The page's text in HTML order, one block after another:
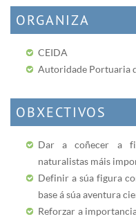
ORGANIZA
CEIDA
Autoridade Portuaria
OBXECTIVOS
Dar a coñecer a
naturalistas máis
Definir a súa figura
base á súa aventura
Reforzar a